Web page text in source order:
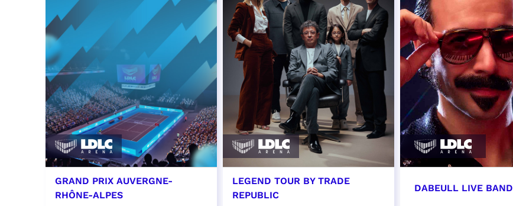
GRAND PRIX AUVERGNE-
RHÔNE-ALPES
LEGEND TOUR BY TRADE
REPUBLIC
DABEULL LIVE BAND